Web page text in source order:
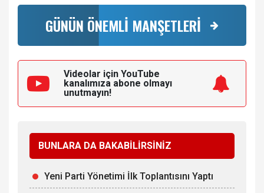
GÜNÜN ÖNEMLİ MANŞETLERİ
Videolar için YouTube
kanalımıza abone olmayı
unutmayın!
BUNLARA DA BAKABİLİRSİNİZ
Yeni Parti Yönetimi İlk Toplantısını Yaptı